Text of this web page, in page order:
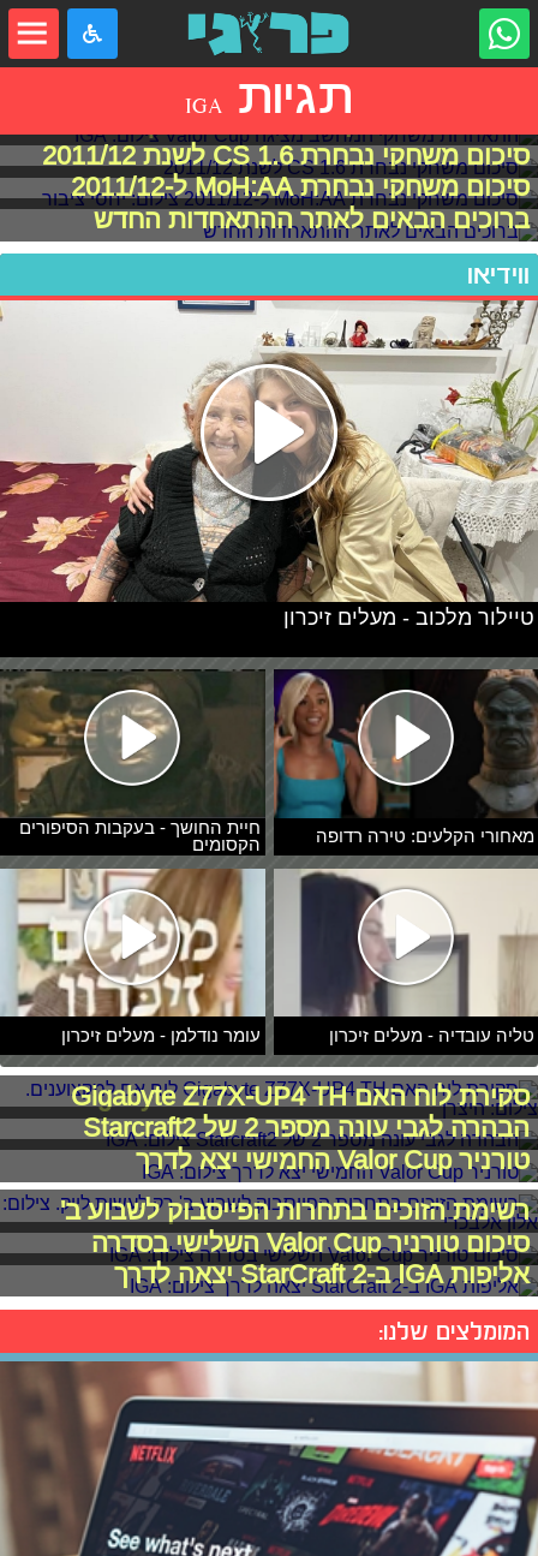
תגיות IGA
התאחדות משחקי המחשב מציגה Valor Cup
סיכום משחקי נבחרת CS 1.6 לשנת 2011/12
סיכום משחקי נבחרת MoH:AA ל-2011/12
ברוכים הבאים לאתר ההתאחדות החדש
ווידיאו
מאחורי הקלעים: טירה רדופה
חיית החושך - בעקבות הסיפורים
הקסומים
טליה עובדיה - מעלים זיכרון עומר נודלמן - מעלים זיכרון
טיילור מלכוב - מעלים זיכרון
סקירת לוח האם Gigabyte Z77X-UP4 TH
הבהרה לגבי עונה מספר 2 של Starcraft2
טורניר Valor Cup החמישי יצא לדרך
רשימת הזוכים בתחרות הפייסבוק לשבוע ב'
סיכום טורניר Valor Cup השלישי בסדרה
אליפות IGA ב-StarCraft 2 יצאה לדרך
המומלצים שלנו: